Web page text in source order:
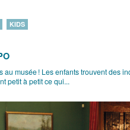
KIDS
au musée ! Les enfants trouvent des
petit à petit ce qui...